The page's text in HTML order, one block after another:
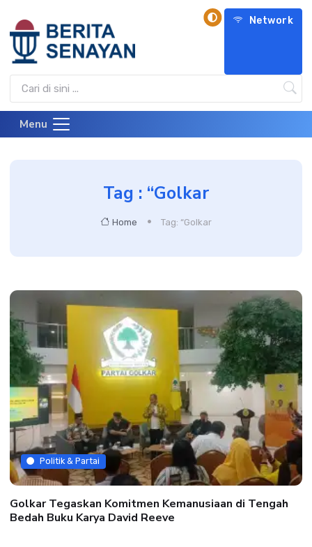
Network
Menu
Tag : “Golkar
Home Tag: “Golkar
Politik & Partai
Golkar Tegaskan Komitmen Kemanusiaan di Tengah
Bedah Buku Karya David Reeve